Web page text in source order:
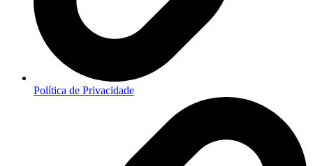
Política de Privacidade